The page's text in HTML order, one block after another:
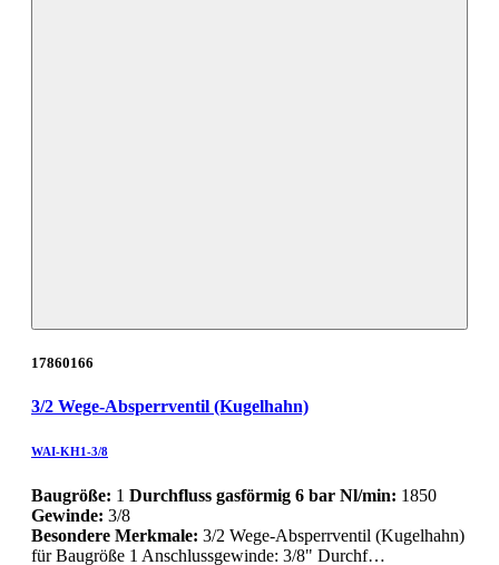
17860166
3/2 Wege-Absperrventil (Kugelhahn)
WAI-KH1-3/8
Baugröße: 1 Durchfluss gasförmig 6 bar Nl/min: 1850
Gewinde: 3/8
Besondere Merkmale: 3/2 Wege-Absperrventil (Kugelhahn)
für Baugröße 1 Anschlussgewinde: 3/8" Durchf…